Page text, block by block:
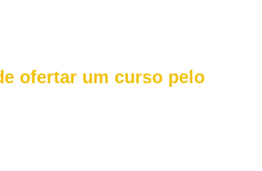
ofertar um curso pelo